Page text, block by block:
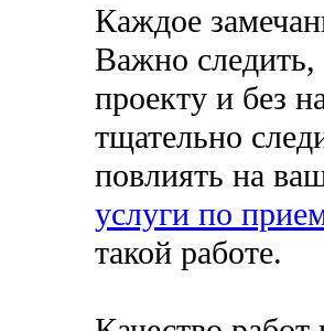
Каждое
Важно
проекту и без
тщательно
повлиять на
услуги по
такой работе.